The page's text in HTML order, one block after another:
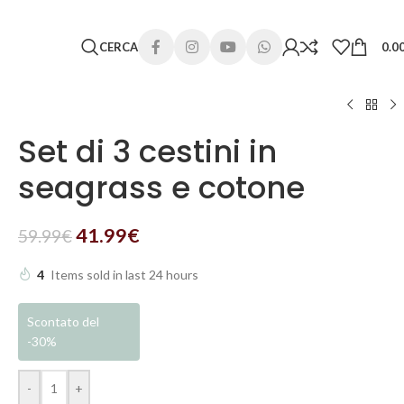
CERCA
Set di 3 cestini in
seagrass e cotone
59.99€41.99€
4 Items sold in last 24 hours
Scontato del
-30%
- +